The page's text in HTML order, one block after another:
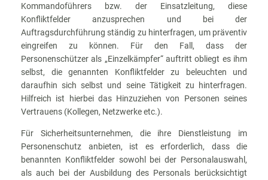
Kommandoführers bzw. der Einsatzleitung, diese
Konfliktfelder anzusprechen und bei der
Auftragsdurchführung ständig zu hinterfragen, um präventiv
eingreifen zu können. Für den Fall, dass der
Personenschützer als „Einzelkämpfer“ auftritt obliegt es ihm
selbst, die genannten Konfliktfelder zu beleuchten und
daraufhin sich selbst und seine Tätigkeit zu hinterfragen.
Hilfreich ist hierbei das Hinzuziehen von Personen seines
Vertrauens (Kollegen, Netzwerke etc.).
Für Sicherheitsunternehmen, die ihre Dienstleistung im
Personenschutz anbieten, ist es erforderlich, dass die
benannten Konfliktfelder sowohl bei der Personalauswahl,
als auch bei der Ausbildung des Personals berücksichtigt